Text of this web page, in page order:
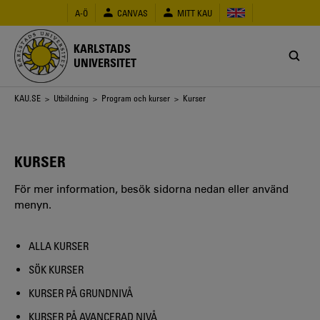
huvudinnehåll
A-Ö CANVAS MITT KAU
KARLSTADS
UNIVERSITET
Länkstig
KAU.SE > Utbildning > Program och kurser > Kurser
KURSER
För mer information, besök sidorna nedan eller använd
menyn.
ALLA KURSER
SÖK KURSER
KURSER PÅ GRUNDNIVÅ
KURSER PÅ AVANCERAD NIVÅ